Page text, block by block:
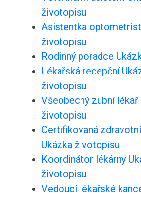
životopisu
Asistentka
životopisu
Rodinný poradce
Lékařská recepční
životopisu
Všeobecný zubní lékař
životopisu
Certifikovaná
Ukázka životopisu
Koordinátor lékárny
životopisu
Vedoucí lékařské